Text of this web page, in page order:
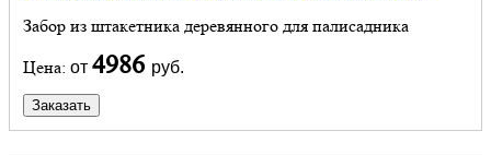
Забор из штакетника деревянного для палисадника
Цена: от 4986 руб.
Заказать